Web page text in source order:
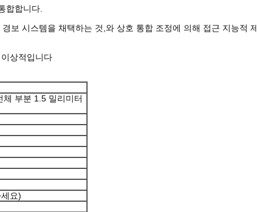
합합니다.
보 시스템을 채택하는 것,와 상호 통합 조정에 의해 접근 지능적
상적입니다
부분 1.5 밀리미터
요)